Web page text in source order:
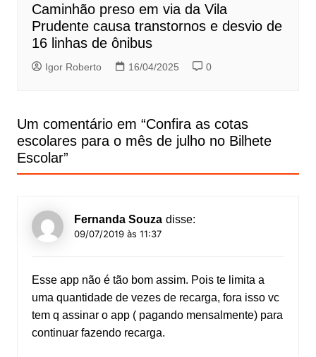
Caminhão preso em via da Vila
Prudente causa transtornos e desvio de
16 linhas de ônibus
Igor Roberto 16/04/2025 0
Um comentário em “Confira as cotas
escolares para o mês de julho no Bilhete
Escolar”
Fernanda Souza disse:
09/07/2019 às 11:37
Esse app não é tão bom assim. Pois te limita a
uma quantidade de vezes de recarga, fora isso vc
tem q assinar o app ( pagando mensalmente) para
continuar fazendo recarga.